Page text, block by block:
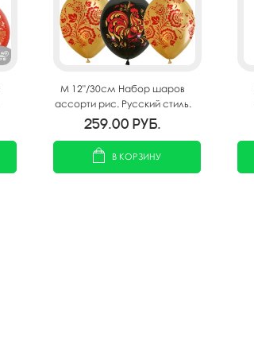
M 12"/30см Набор шаров
ассорти рис. Русский стиль.
Хохлома 15шт.
259.00 руб.
В КОРЗИНУ